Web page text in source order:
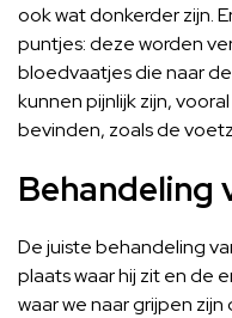
ook wat donkerder zijn.
puntjes: deze worden
bloedvaatjes die naar
kunnen pijnlijk zijn,
bevinden, zoals de
Behandeling
De juiste behandeling
plaats waar hij zit en de
waar we naar grijpen